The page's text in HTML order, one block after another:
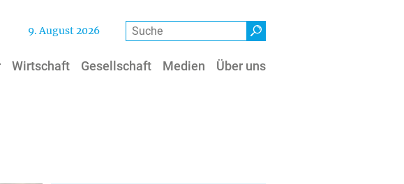
9. August 2026 Suche
Wirtschaft Gesellschaft Medien Über uns